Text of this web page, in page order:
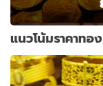
แนวโน้มราคาทอ